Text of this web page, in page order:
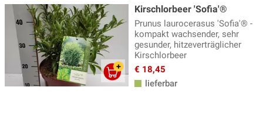
Kirschlorbeer 'Sofia'®
Prunus laurocerasus 'Sofia'® -
kompakt wachsender, sehr
gesunder, hitzeverträglicher
Kirschlorbeer
€ 18,45
lieferbar